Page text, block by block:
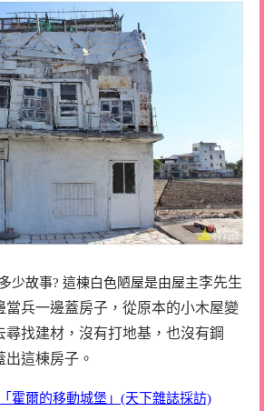
少故事? 這棟白色陋屋是由屋主李先生
當兵一邊蓋房子，從原本的小木屋變
尋找建材，沒有打地基，也沒有鋼
這棟房子。
霍爾的移動城堡」(天下雜誌採訪)